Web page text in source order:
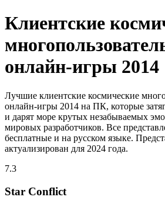
Клиентские
онлайн-игры 2014
Лучшие клиентские космические
онлайн-игры 2014 на ПК, которые
и дарят море крутых незабываемых
мировых разработчиков. Все
бесплатные и на русском языке.
актуализирован для 2024 года.
7.3
Star Conflict